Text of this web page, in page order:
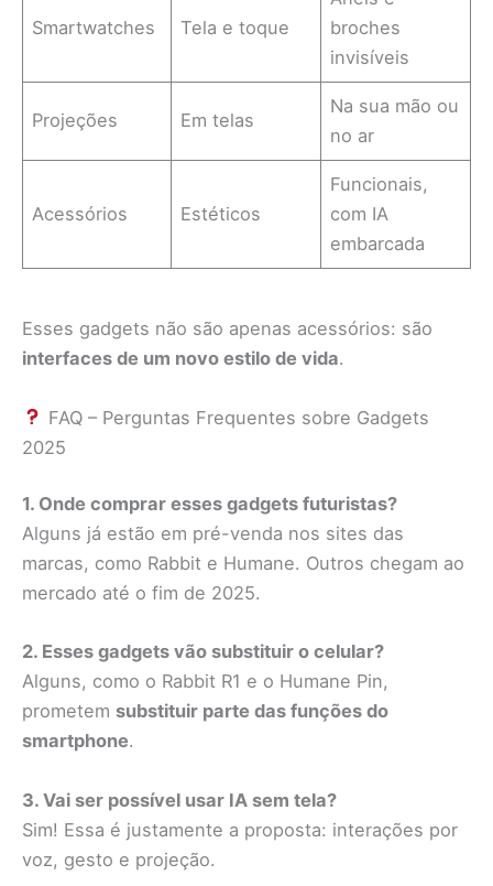
Smartwatches Tela e toque
broches
invisíveis
Projeções Em telas
Na sua mão ou
no ar
Acessórios Estéticos
Funcionais,
com IA
embarcada
Esses gadgets não são apenas acessórios: são
interfaces de um novo estilo de vida.
FAQ – Perguntas Frequentes sobre Gadgets
2025
1. Onde comprar esses gadgets futuristas?
Alguns já estão em pré-venda nos sites das
marcas, como Rabbit e Humane. Outros chegam ao
mercado até o fim de 2025.
2. Esses gadgets vão substituir o celular?
Alguns, como o Rabbit R1 e o Humane Pin,
prometem substituir parte das funções do
smartphone.
3. Vai ser possível usar IA sem tela?
Sim! Essa é justamente a proposta: interações por
voz, gesto e projeção.